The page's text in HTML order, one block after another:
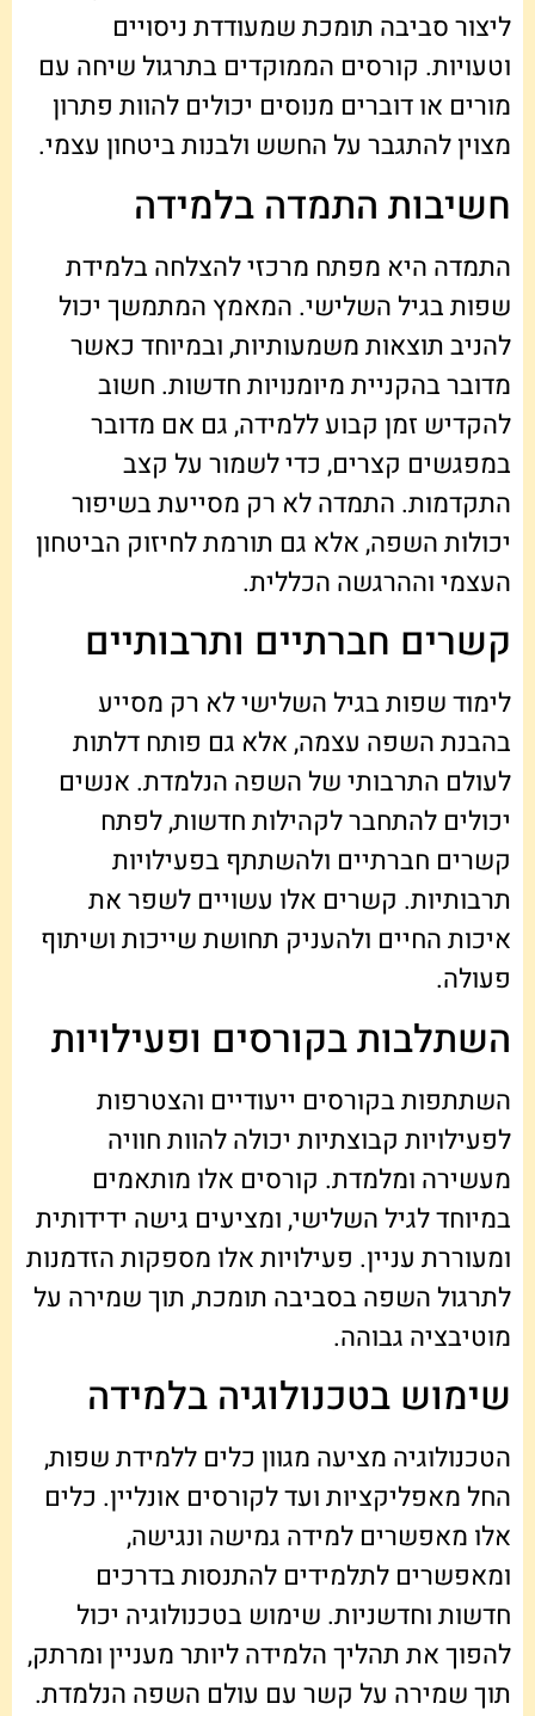
ליצור סביבה תומכת שמעודדת ניסויים
וטעויות. קורסים הממוקדים בתרגול שיחה עם
מורים או דוברים מנוסים יכולים להוות פתרון
מצוין להתגבר על החשש ולבנות ביטחון עצמי.
חשיבות התמדה בלמידה
התמדה היא מפתח מרכזי להצלחה בלמידת
שפות בגיל השלישי. המאמץ המתמשך יכול
להניב תוצאות משמעותיות, ובמיוחד כאשר
מדובר בהקניית מיומנויות חדשות. חשוב
להקדיש זמן קבוע ללמידה, גם אם מדובר
במפגשים קצרים, כדי לשמור על קצב
התקדמות. התמדה לא רק מסייעת בשיפור
יכולות השפה, אלא גם תורמת לחיזוק הביטחון
העצמי וההרגשה הכללית.
קשרים חברתיים ותרבותיים
לימוד שפות בגיל השלישי לא רק מסייע
בהבנת השפה עצמה, אלא גם פותח דלתות
לעולם התרבותי של השפה הנלמדת. אנשים
יכולים להתחבר לקהילות חדשות, לפתח
קשרים חברתיים ולהשתתף בפעילויות
תרבותיות. קשרים אלו עשויים לשפר את
איכות החיים ולהעניק תחושת שייכות ושיתוף
פעולה.
השתלבות בקורסים ופעילויות
השתתפות בקורסים ייעודיים והצטרפות
לפעילויות קבוצתיות יכולה להוות חוויה
מעשירה ומלמדת. קורסים אלו מותאמים
במיוחד לגיל השלישי, ומציעים גישה ידידותית
ומעוררת עניין. פעילויות אלו מספקות הזדמנות
לתרגול השפה בסביבה תומכת, תוך שמירה על
מוטיבציה גבוהה.
שימוש בטכנולוגיה בלמידה
הטכנולוגיה מציעה מגוון כלים ללמידת שפות,
החל מאפליקציות ועד לקורסים אונליין. כלים
אלו מאפשרים למידה גמישה ונגישה,
ומאפשרים לתלמידים להתנסות בדרכים
חדשות וחדשניות. שימוש בטכנולוגיה יכול
להפוך את תהליך הלמידה ליותר מעניין ומרתק,
תוך שמירה על קשר עם עולם השפה הנלמדת.